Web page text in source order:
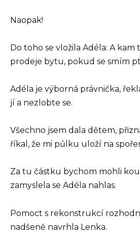
Naopak!
Do toho se vložila Adéla: A
prodeje bytu, pokud se smím
Adéla je výborná právnička,
jí a nezlobte se.
Všechno jsem dala dětem,
říkal, že mi půlku uloží na
Za tu částku bychom mohli
zamyslela se Adéla nahlas.
Pomoct s rekonstrukcí
nadšeně navrhla Lenka.